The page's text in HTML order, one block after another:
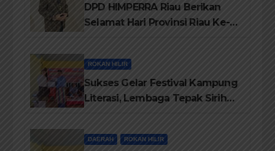
DPD HIMPERRA Riau Berikan
Selamat Hari Provinsi Riau Ke-
ROKAN HILIR
Sukses Gelar Festival Kampung
Literasi, Lembaga Tepak Sirih
DAERAH ROKAN HILIR